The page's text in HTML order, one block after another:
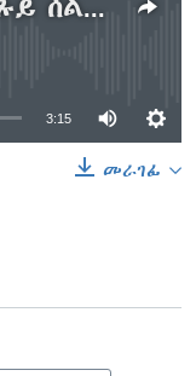
ዶናልድ ትራምፕ ወግዓዊ ሕጹይ ሰልፊ ሪፖብሊካውያን ኮይኑ ተመሪጹ
available
3:15
መራገፊ